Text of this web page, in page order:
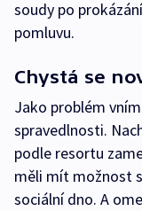
soudy po
pomluvu.
Chystá se
Jako problém
spravedlnosti.
podle resortu
měli mít možnost
sociální dno. A